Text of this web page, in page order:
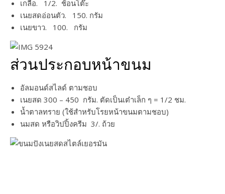
เกลือ. 1/2. ช้อนโต๊ะ
เนยสดอ่อนตัว. 150. กรัม
เนยขาว. 100. กรัม
ส่วนประกอบหน้าขนม
อัลมอนด์สไลด์ ตามชอบ
เนยสด 300 – 450 กรัม. ตัดเป็นเต๋าเล็ก ๆ = 1/2 ชม.
น้ำตาลทราย (ใช้สำหรับโรยหน้าขนมตามชอบ)
นมสด หรือวิปปิ้งครีม 3/. ถ้วย